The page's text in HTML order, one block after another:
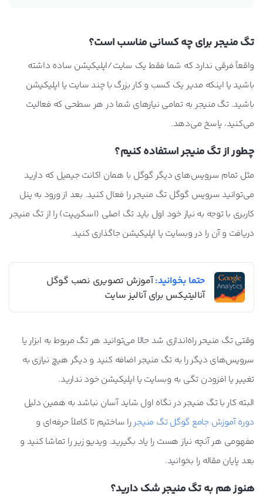
تگ منیجر برای چه کسانی مناسب است؟
واقعاً فرقی ندارد که شما فقط یک سایت/اپلیکیشن ساده داشته
باشید یا اینکه مدیر یک کسب و کار بزرگ با چند سایت یا اپلیکیشن
باشید. تگ منیجر به تمامی نیازهای شما در هر سطحی که فعالیت
می‌کنید، پاسخ می‌دهد.
چطور از تگ‌ منیجر استفاده کنیم؟
مثل تمام سرویس‌های دیگر گوگل با همان اکانت جیمیل که دارید
می‌توانید سرویس گوگل تگ منیجر را فعال کنید. بعد از ورود به پنل
کاربری با توجه به نیاز خود اول باید تگ اصلی (اسکریپت) را از تگ منیجر
دریافت و آن را در وبسایت یا اپلیکیشن جاگذاری کنید.
حتما بخوانید:آموزش تصویری نصب گوگل
آنالیتیکس برای آنالیز سایت
وقتی تگ منیحر راه‌اندازی شد حالا می‌توانید هر تگ مربوط به ابزار یا
سرویس‌های دیگر را به تگ منیجر اضافه کنید و دیگر هیچ نیازی به
تغییر یا افزودن تگی به وبسایت یا اپلیکیشن خود ندارید.
البته کار با تگ منیجر در نگاه اول شاید آسان نباشد به همین دلیل
دوره آموزش جامع گوگل تگ منیجررا ساختیم تا کاملاً حرفه‌ای و
مفهومی هر آنچه نیاز هست را یاد بگیرید. ویدیو زیر را تماشا کنید و
بعد پایان مقاله را بخوانید.
هنوز هم به تگ منیجر شک دارید؟